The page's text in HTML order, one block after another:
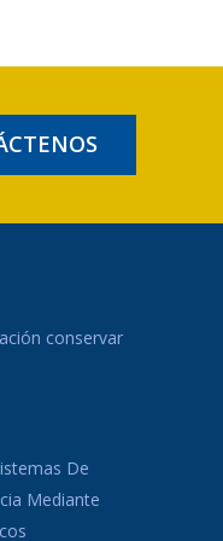
conservar
De
Mediante